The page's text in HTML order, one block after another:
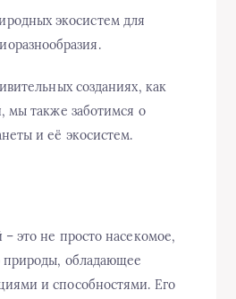
экосистем для
созданиях, как
мы также заботимся о
и её экосистем.
– это не просто насекомое,
природы, обладающее
и способностями. Его